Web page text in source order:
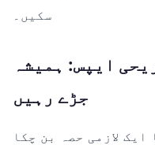
سکیں۔
ایپس: ہمیشہ
جڑے رہیں
لازمی حصہ بن چکا